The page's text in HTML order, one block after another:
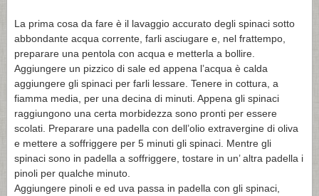
La prima cosa da fare è il lavaggio accurato degli spinaci sotto
abbondante acqua corrente, farli asciugare e, nel frattempo,
preparare una pentola con acqua e metterla a bollire.
Aggiungere un pizzico di sale ed appena l’acqua è calda
aggiungere gli spinaci per farli lessare. Tenere in cottura, a
fiamma media, per una decina di minuti. Appena gli spinaci
raggiungono una certa morbidezza sono pronti per essere
scolati. Preparare una padella con dell’olio extravergine di oliva
e mettere a soffriggere per 5 minuti gli spinaci. Mentre gli
spinaci sono in padella a soffriggere, tostare in un’ altra padella i
pinoli per qualche minuto.
Aggiungere pinoli e ed uva passa in padella con gli spinaci,